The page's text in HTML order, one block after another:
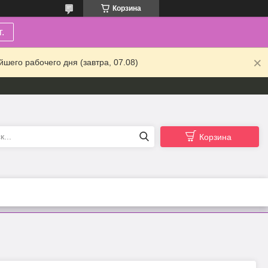
Корзина
рабочего дня (завтра, 07.08)
Корзина